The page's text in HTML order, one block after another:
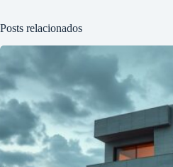
Posts relacionados